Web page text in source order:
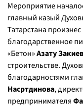
Мероприятие
главный казый
Татарстана
благодарственное
«Бетон»Азату
строительстве.
благодарностями
Насртдинова,
предпринимателя